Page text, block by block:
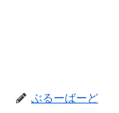
ぶるーばーど